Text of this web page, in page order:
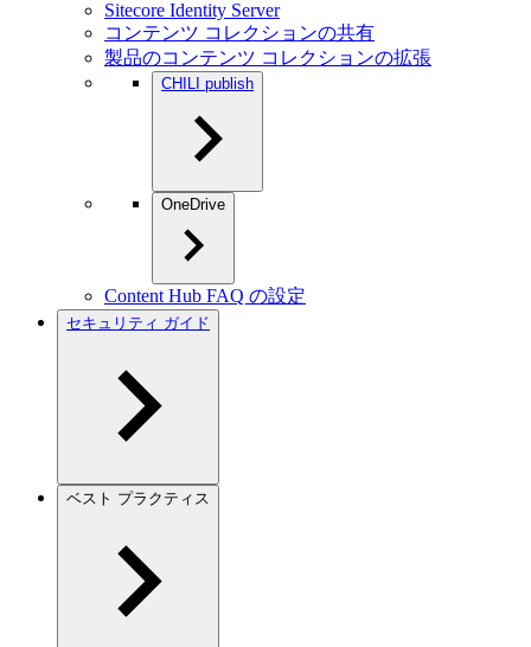
Sitecore Identity Server
コンテンツ コレクションの共有
製品のコンテンツ コレクションの拡張
CHILI publish
OneDrive
Content Hub FAQ の設定
セキュリティ ガイド
ベスト プラクティス